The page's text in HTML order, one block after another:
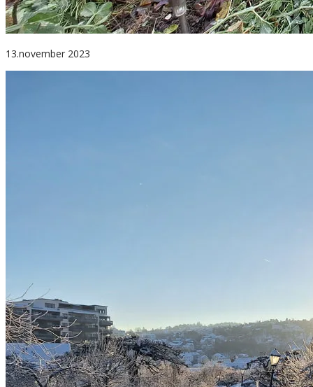
13.november 2023